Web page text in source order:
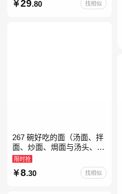
教育书
29.80 找相似
267 碗好吃的面（汤面、拌
面、炒面、焗面与汤头、高
汤、酱料的奇妙组合，让你
打开味蕾，感受面条的美妙
滋味！令人无法抗拒的
限时抢
8.30 找相似